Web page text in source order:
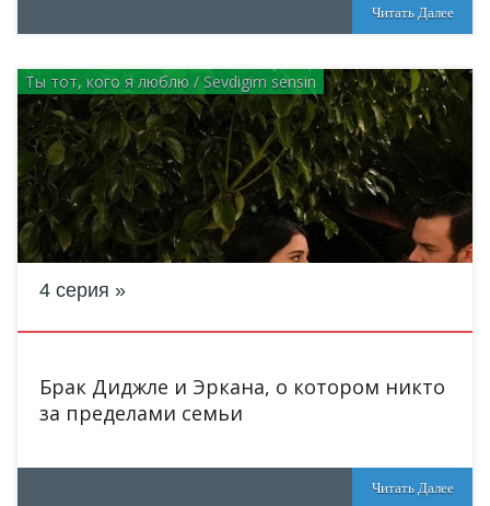
Читать Далее
Ты тот, кого я люблю / Sevdigim sensin
4 серия
Брак Диджле и Эркана, о котором никто
за пределами семьи
Читать Далее